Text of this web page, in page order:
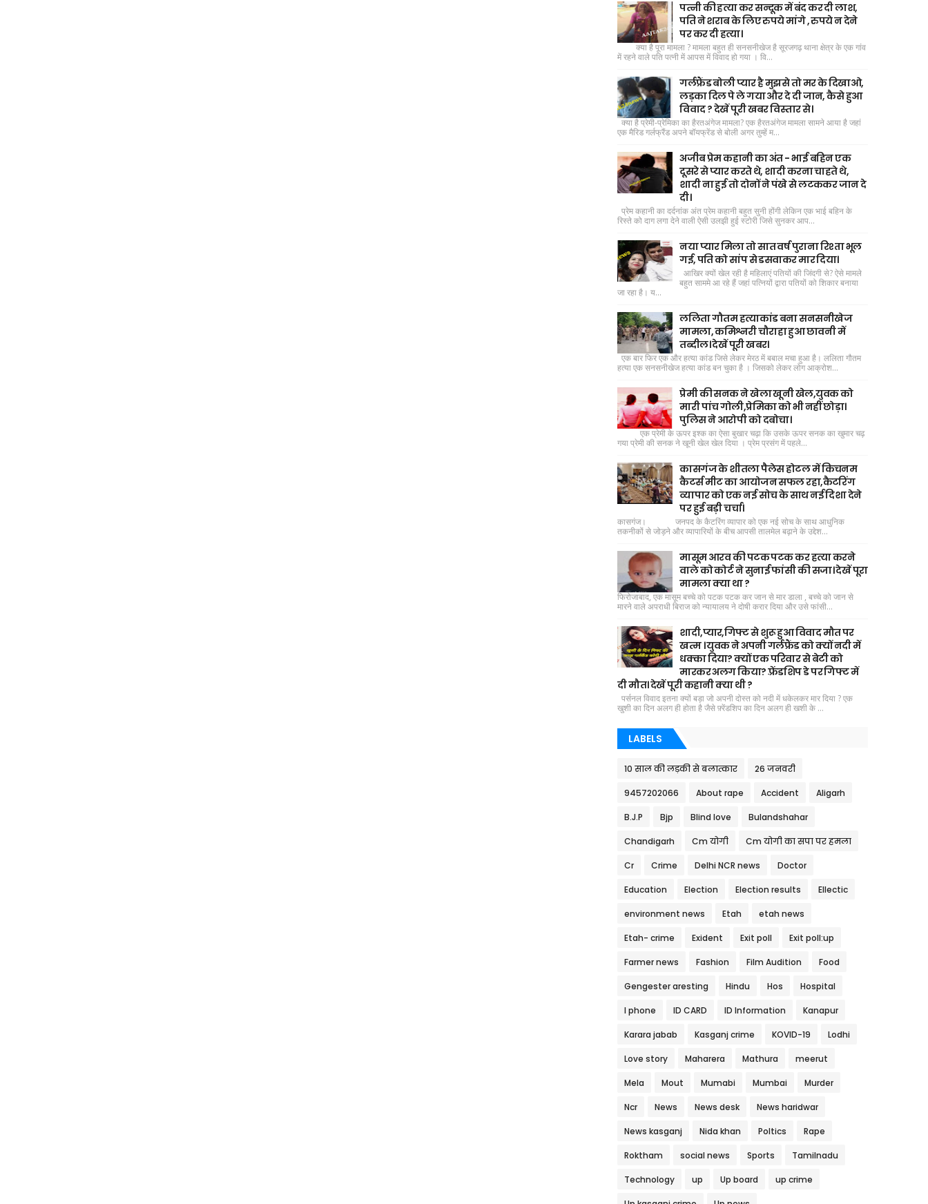
पत्नी की हत्या कर सन्दूक में बंद कर दी लाश,
पति ने शराब के लिए रुपये मांगे , रुपये न देने
पर कर दी हत्या।
क्या है पूरा मामला ? मामला बहुत ही सनसनीखेज है सूरजगढ़ थाना क्षेत्र के एक गांव
में रहने वाले पति पत्नी में आपस में विवाद हो गया । वि...
गर्लफ्रैंड बोली प्यार है मुझसे तो मर के दिखाओ,
लड़का दिल पे ले गया और दे दी जान, कैसे हुआ
विवाद ? देखें पूरी खबर विस्तार से।
क्या है प्रेमी-प्रेमिका का हैरतअंगेज मामला? एक हैरतअंगेज मामला सामने आया है जहां
एक मैरिड गर्लफ्रैंड अपने बॉयफ्रेंड से बोली अगर तुम्हें म...
अजीब प्रेम कहानी का अंत - भाई बहिन एक
दूसरे से प्यार करते थे, शादी करना चाहते थे,
शादी ना हुई तो दोनों ने पंखे से लटककर जान दे
दी।
प्रेम कहानी का दर्दनांक अंत प्रेम कहानी बहुत सुनी होंगी लेकिन एक भाई बहिन के
रिस्ते को दाग लगा देने वाली ऐसी उलझी हुई स्टोरी जिसे सुनकर आप...
नया प्यार मिला तो सात वर्ष पुराना रिश्ता भूल
गई, पति को सांप से डसवाकर मार दिया।
आखिर क्यों खेल रही है महिलाएं पतियों की जिंदगी से? ऐसे मामले
बहुत साममे आ रहे हैं जहां पत्नियों द्वारा पतियों को शिकार बनाया
जा रहा है। य...
ललिता गौतम हत्याकांड बना सनसनीखेज
मामला, कमिश्नरी चौराहा हुआ छावनी में
तब्दील। देखें पूरी खबर।
एक बार फिर एक और हत्या कांड जिसे लेकर मेरठ में बबाल मचा हुआ है। ललिता गौतम
हत्या एक सनसनीखेज हत्या कांड बन चुका है । जिसको लेकर लोग आक्रोश...
प्रेमी की सनक ने खेला खूनी खेल,युवक को
मारी पांच गोली,प्रेमिका को भी नहीं छोड़ा।
पुलिस ने आरोपी को दबोचा।
एक प्रेमी के ऊपर इश्क का ऐसा बुखार चढ़ा कि उसके ऊपर सनक का खुमार चढ़
गया प्रेमी की सनक ने खूनी खेल खेल दिया । प्रेम प्रसंग में पहले...
कासगंज के शीतला पैलेस होटल में किचनम
कैटर्स मीट का आयोजन सफल रहा,कैटरिंग
व्यापार को एक नई सोच के साथ नई दिशा देने
पर हुई बड़ी चर्चा।
कासगंज। जनपद के कैटरिंग व्यापार को एक नई सोच के साथ आधुनिक
तकनीकों से जोड़ने और व्यापारियों के बीच आपसी तालमेल बढ़ाने के उद्देश...
मासूम आरव की पटक पटक कर हत्या करने
वाले को कोर्ट ने सुनाई फांसी की सजा। देखें पूरा
मामला क्या था ?
फिरोजाबाद, एक मासूम बच्चे को पटक पटक कर जान से मार डाला , बच्चे को जान से
मारने वाले अपराधी बिराज को न्यायालय ने दोषी करार दिया और उसे फांसी...
शादी,प्यार,गिफ्ट से शुरू हुआ विवाद मौत पर
खत्म । युवक ने अपनी गर्लफ्रैंड को क्यों नदी में
धक्का दिया? क्यों एक परिवार से बेटी को
मारकर अलग किया? फ़्रेंडशिप डे पर गिफ्ट में
दी मौत। देखें पूरी कहानी क्या थी ?
पर्सनल विवाद इतना क्यों बड़ा जो अपनी दोस्त को नदी में धकेलकर मार दिया ? एक
खुशी का दिन अलग ही होता है जैसे फ़्रेंडशिप का दिन अलग ही खशी के ...
LABELS
10 साल की लड़की से बलात्कार 26 जनवरी
9457202066 About rape Accident Aligarh
B.J.P Bjp Blind love Bulandshahar
Chandigarh Cm योगी Cm योगी का सपा पर हमला
Cr Crime Delhi NCR news Doctor
Education Election Election results Ellectic
environment news Etah etah news
Etah- crime Exident Exit poll Exit poll:up
Farmer news Fashion Film Audition Food
Gengester aresting Hindu Hos Hospital
I phone ID CARD ID Information Kanapur
Karara jabab Kasganj crime KOVID-19 Lodhi
Love story Maharera Mathura meerut
Mela Mout Mumabi Mumbai Murder
Ncr News News desk News haridwar
News kasganj Nida khan Poltics Rape
Roktham social news Sports Tamilnadu
Technology up Up board up crime